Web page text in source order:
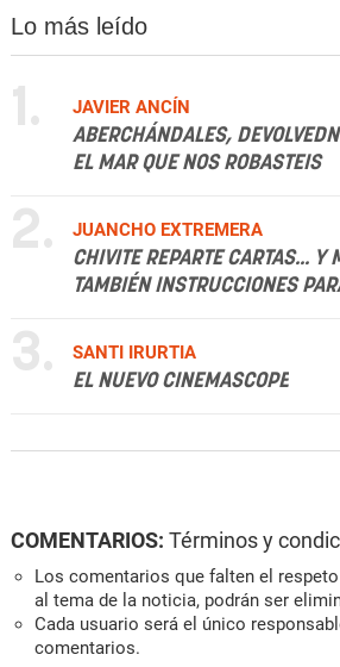
Lo más leído
1.
JAVIER ANCÍN
ABERCHÁNDALES,
EL MAR QUE NOS ROBASTEIS
2.
JUANCHO EXTREMERA
CHIVITE REPARTE CARTAS... Y
TAMBIÉN INSTRUCCIONES
3.
SANTI IRURTIA
EL NUEVO CINEMASCOPE
COMENTARIOS: Términos y
Los comentarios que falten el
al tema de la noticia, podrán ser
Cada usuario será el único
comentarios.